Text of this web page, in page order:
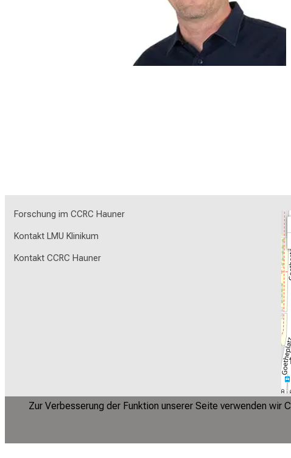
Zur Verbesserung der Funktion unserer Seite verwenden
Forschung im CCRC Hauner
Kontakt LMU Klinikum
Kontakt CCRC Hauner